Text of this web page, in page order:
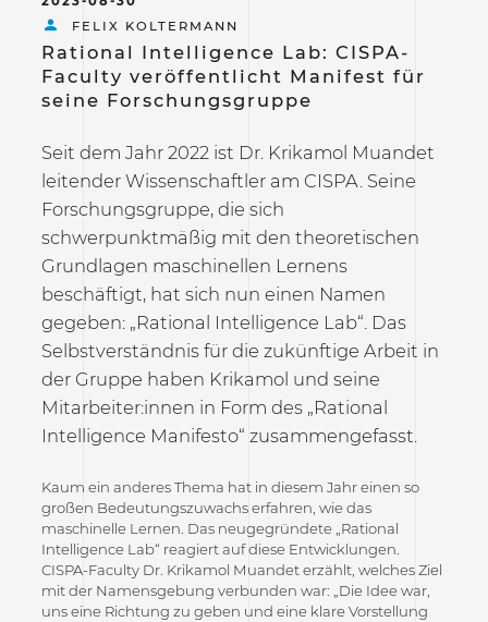
FELIX KOLTERMANN
Rational Intelligence Lab: CISPA-
Faculty veröffentlicht Manifest für
seine Forschungsgruppe
Seit dem Jahr 2022 ist Dr. Krikamol Muandet
leitender Wissenschaftler am CISPA. Seine
Forschungsgruppe, die sich
schwerpunktmäßig mit den theoretischen
Grundlagen maschinellen Lernens
beschäftigt, hat sich nun einen Namen
gegeben: „Rational Intelligence Lab“. Das
Selbstverständnis für die zukünftige Arbeit in
der Gruppe haben Krikamol und seine
Mitarbeiter:innen in Form des „Rational
Intelligence Manifesto“ zusammengefasst.
Kaum ein anderes Thema hat in diesem Jahr einen so
großen Bedeutungszuwachs erfahren, wie das
maschinelle Lernen. Das neugegründete „Rational
Intelligence Lab“ reagiert auf diese Entwicklungen.
CISPA-Faculty Dr. Krikamol Muandeterzählt, welches Ziel
mit der Namensgebung verbunden war: „Die Idee war,
uns eine Richtung zu geben und eine klare Vorstellung